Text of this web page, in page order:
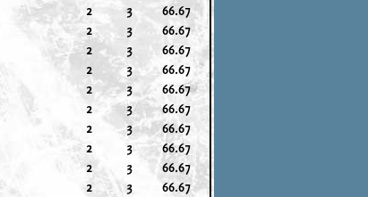
2 3
66.67
2 3
66.67
2 3
66.67
2 3
66.67
2 3
66.67
2 3
66.67
2 3
66.67
2 3
66.67
2 3
66.67
2 3
66.67